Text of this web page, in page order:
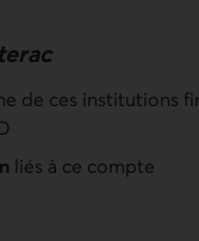
de ces institutions
liés à ce compte